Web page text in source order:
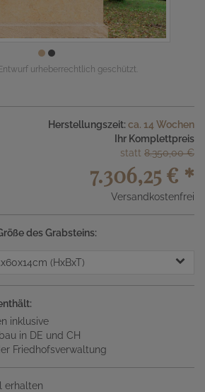
urheberrechtlich geschützt.
Herstellungszeit: ca. 14 Wochen
Ihr Komplettpreis
statt 8.350,00 €
7.306,25 € *
Versandkostenfrei
des Grabsteins:
(HxBxT)
inklusive
in DE und CH
Friedhofsverwaltung
erhalten